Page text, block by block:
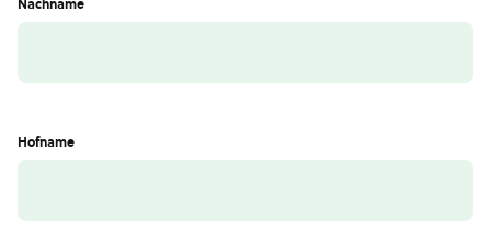
Nachname
Hofname